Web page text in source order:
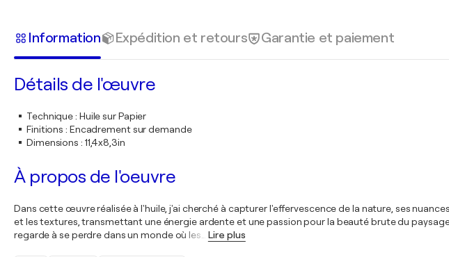
Information Expédition et retours Garantie et paiement
Détails de l'œuvre
Technique: Huile sur Papier
Finitions : Encadrement sur demande
Dimensions : 11,4x8,3in
À propos de l'oeuvre
Dans cette œuvre réalisée à l'huile, j'ai cherché à capturer l'effervescence de la nature, ses
et les textures, transmettant une énergie ardente et une passion pour la beauté brute du
regarde à se perdre dans un monde où les
Lire plus